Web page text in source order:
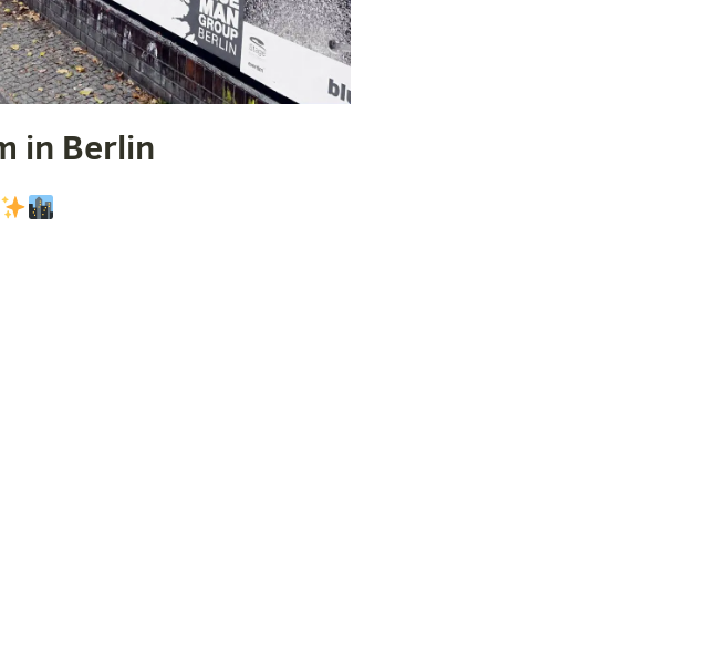
in Berlin